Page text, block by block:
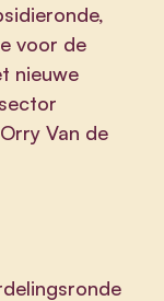
voor de
nieuwe
Van de